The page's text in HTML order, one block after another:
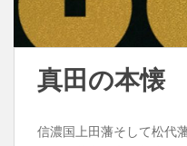
真田の本懐
信濃国上田藩そして松代